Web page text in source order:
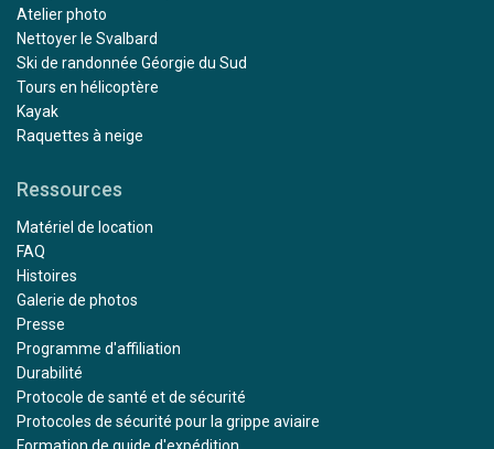
Atelier photo
Nettoyer le Svalbard
Ski de randonnée Géorgie du Sud
Tours en hélicoptère
Kayak
Raquettes à neige
Ressources
Matériel de location
FAQ
Histoires
Galerie de photos
Presse
Programme d'affiliation
Durabilité
Protocole de santé et de sécurité
Protocoles de sécurité pour la grippe aviaire